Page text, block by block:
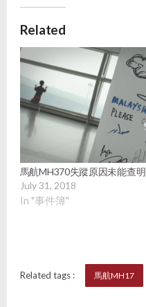
Related
馬航MH370失蹤原因未能查明
July 31, 2018
In "事件簿"
Related tags : 馬航MH17